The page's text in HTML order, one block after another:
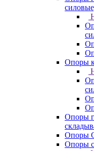
Опоры
Опоры
Опоры
Опоры